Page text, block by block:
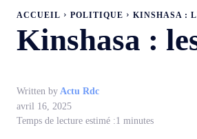
ACCUEIL POLITIQUE KINSHASA :
Kinshasa :
Written by Actu Rdc
avril 16, 2025
Temps de lecture estimé :1 minutes